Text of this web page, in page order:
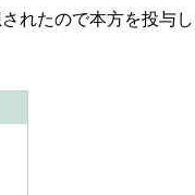
れたので本方を投与し